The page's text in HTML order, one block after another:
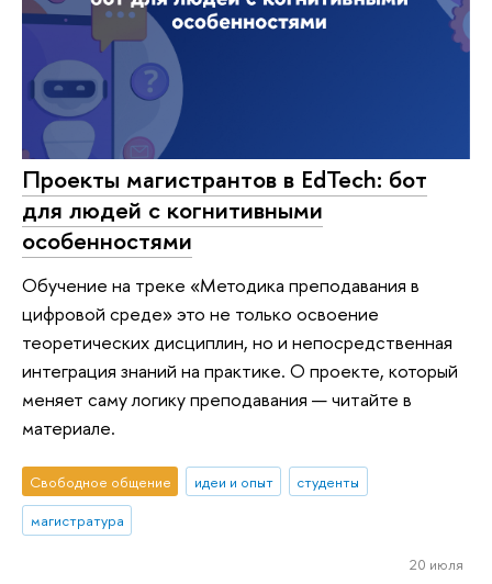
Проекты магистрантов в EdTech: бот
для людей с когнитивными
особенностями
Обучение на треке «Методика преподавания в
цифровой среде» это не только освоение
теоретических дисциплин, но и непосредственная
интеграция знаний на практике. О проекте, который
меняет саму логику преподавания — читайте в
материале.
Свободное общение идеи и опыт
студенты
магистратура
20 июля